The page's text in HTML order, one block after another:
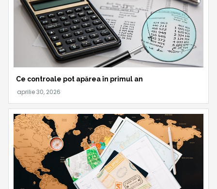
Ce controale pot apărea în primul an